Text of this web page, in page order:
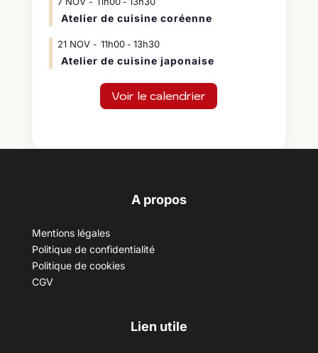
Atelier de cuisine coréenne
21 NOV 11h00- 13h30
Atelier de cuisine japonaise
Voir le calendrier
A propos
Mentions légales
Politique de confidentialité
Politique de cookies
CGV
Lien utile